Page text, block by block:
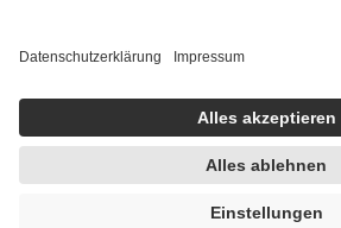
Wir nutzen Trusted Shops als
getroffen, um sicherzustellen, dass es sich
handelt. Mehr Informationen findest du
https://help.etrusted.com/hc/de/articles/